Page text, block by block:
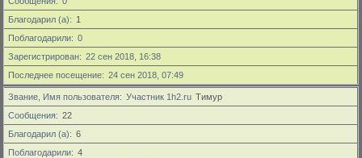
Благодарил (а)
1
Поблагодарили
0
Зарегистрирован
22 сен 2018, 16:38
Последнее посещение
24 сен 2018, 07:49
Звание, Имя пользователя Участник 1h2.ru Тимур
Сообщения
22
Благодарил (а)
6
Поблагодарили
4